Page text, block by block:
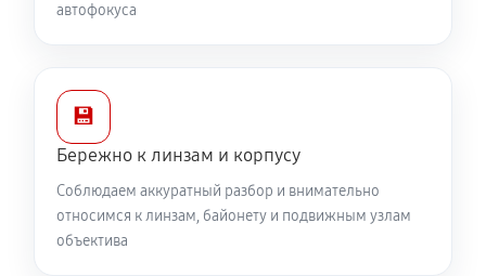
автофокуса
💾
Бережно к линзам и корпусу
Соблюдаем аккуратный разбор и внимательно
относимся к линзам, байонету и подвижным узлам
объектива